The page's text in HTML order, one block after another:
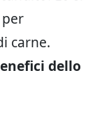
per
carne.
dello